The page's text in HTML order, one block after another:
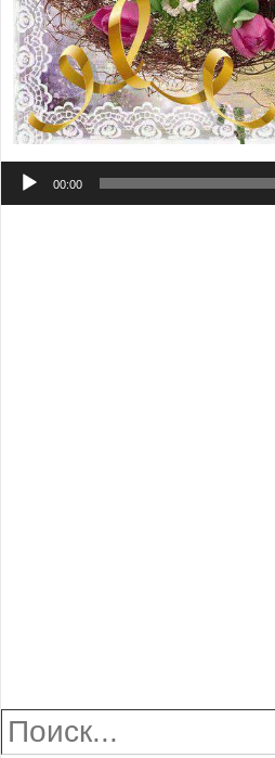
Аудиоплеер
00:00